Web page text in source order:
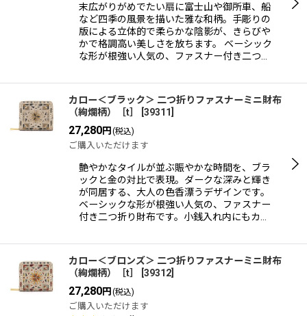
末広がりがめでたい扇に富士山や御所車、船
など四季の風景を描いた雅な和柄。手彫りの
版による立体的で柔らかな陰影が、きらびや
かで格調高い美しさを放ちます。 ベーシック
な形が根強い人気の、ファスナー付き二つ…
カロー＜ブラック＞ 二つ折りファスナーミニ財布
（絢爛柄）［t］
39311
27,280円 (税込)
ご購入いただけます
艶やかなタイルが並ぶ賑やかな時間を、ブラ
ックと金の対比で表現。ダークな深みと輝き
が同居する、大人の色香漂うデザインです。
ベーシックな形が根強い人気の、ファスナー
付き二つ折り財布です。小銭入れ内にもカ…
カロー＜ブロンズ＞ 二つ折りファスナーミニ財布
（絢爛柄）［t］
39312
27,280円 (税込)
ご購入いただけます